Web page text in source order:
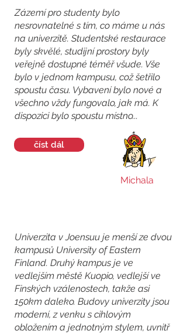
Zázemí pro studenty bylo
nesrovnatelné s tím, co máme u nás
na univerzitě. Studentské restaurace
byly skvělé, studijní prostory byly
veřejně dostupné téměř všude. Vše
bylo v jednom kampusu, což šetřilo
spoustu času. Vybavení bylo nové a
všechno vždy fungovalo, jak má. K
dispozici bylo spoustu místno...
číst dál
Michala
Univerzita v Joensuu je menší ze dvou
kampusů University of Eastern
Finland. Druhý kampus je ve
vedlejším městě Kuopio, vedlejší ve
Finských vzálenostech, takže asi
150km daleko. Budovy univerzity jsou
moderní, z venku s cihlovým
obložením a jednotným stylem, uvnitř